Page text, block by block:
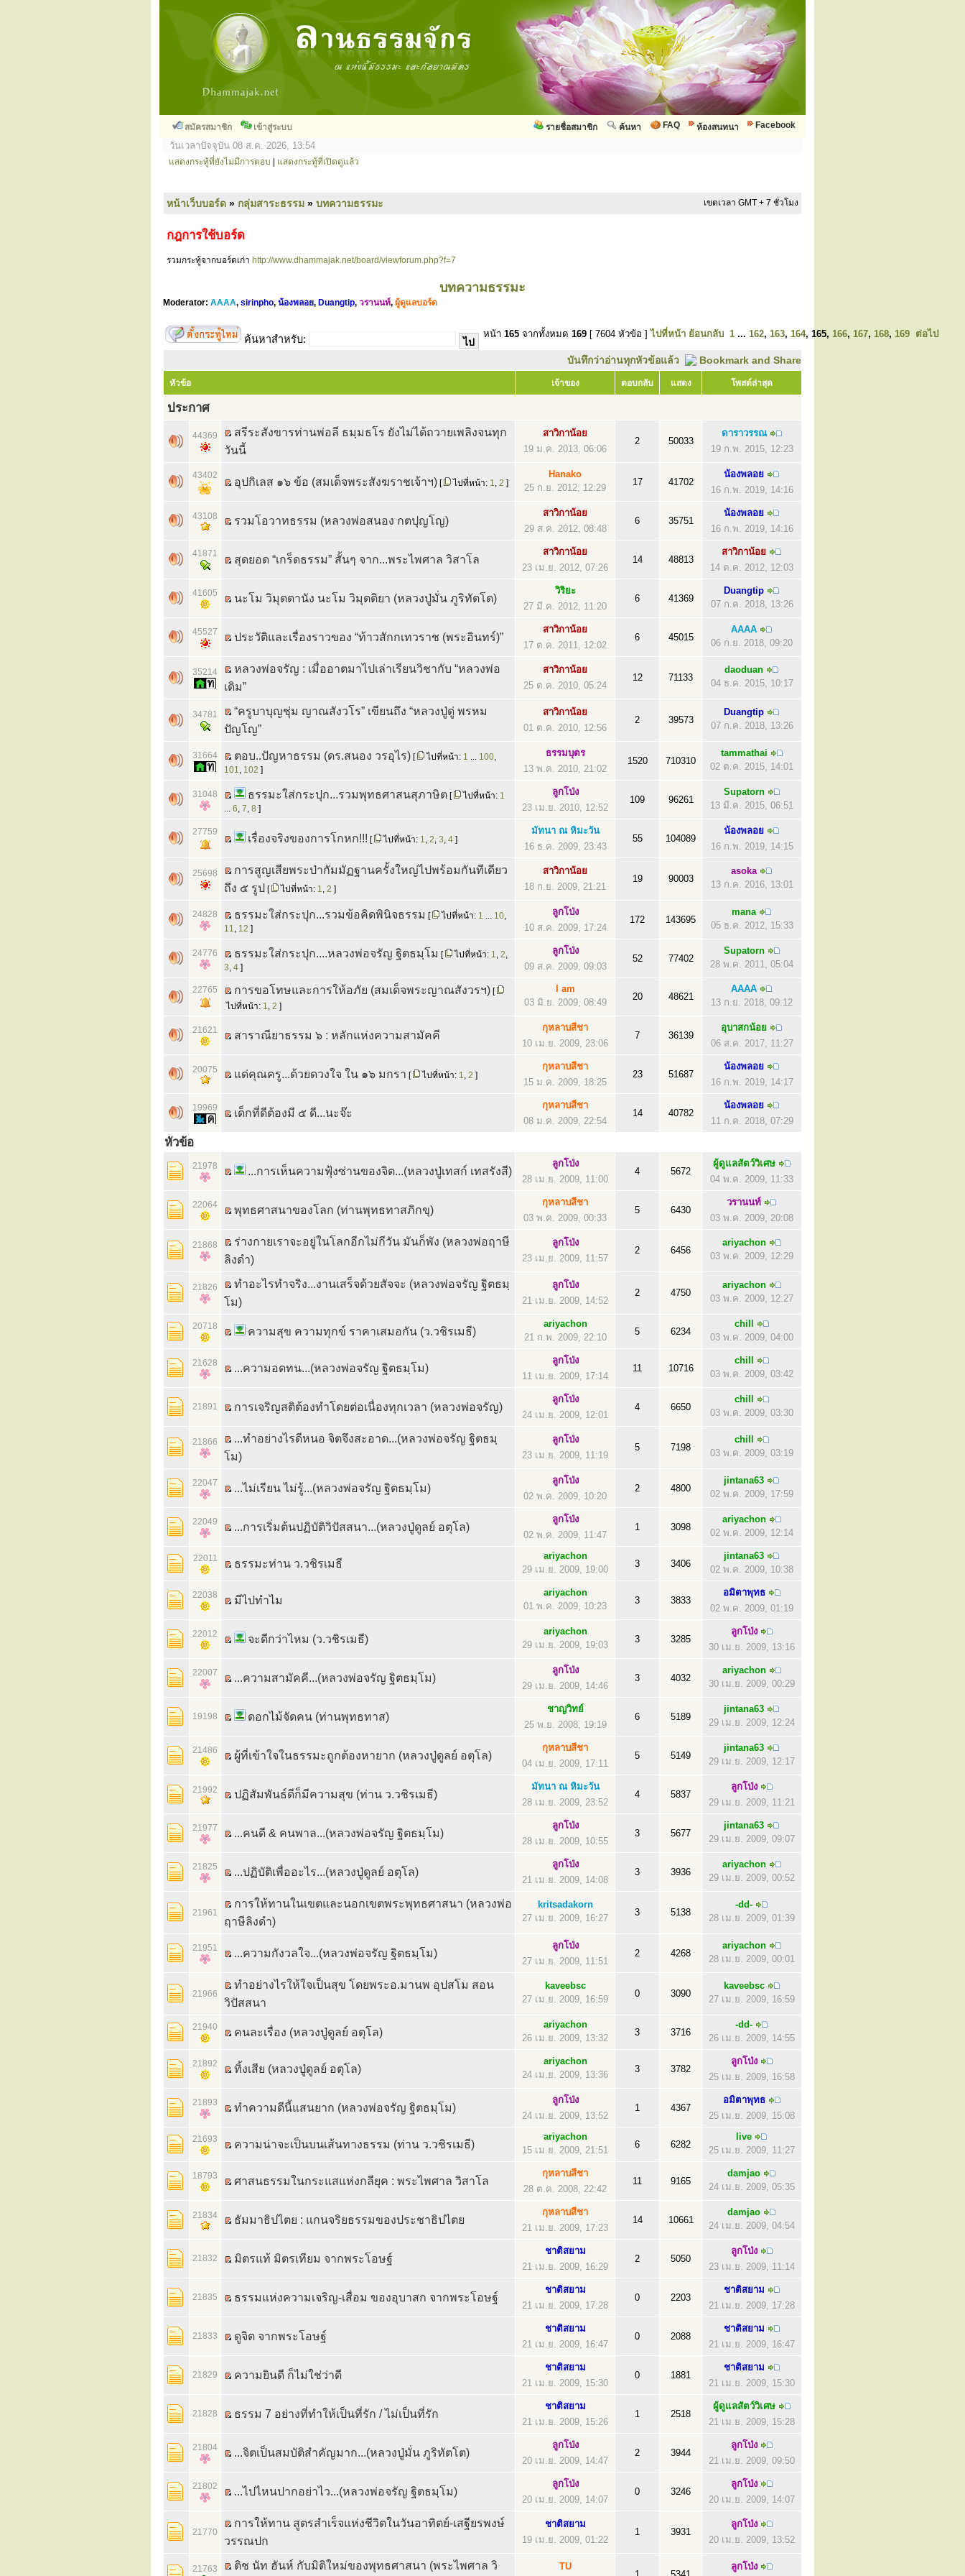
สมัครสมาชิก เข้าสู่ระบบ Facebook
ห้องสนทนา
FAQ
ค้นหา
รายชื่อสมาชิก
วันเวลาปัจจุบัน 08 ส.ค. 2026, 13:54
แสดงกระทู้ที่ยังไม่มีการตอบ แสดงกระทู้ที่เปิดดูแล้ว
หน้าเว็บบอร์ด » กลุ่มสาระธรรม » บทความธรรมะ เขตเวลา GMT + 7 ชั่วโมง
กฎการใช้บอร์ด
รวมกระทู้จากบอร์ดเก่า http://www.dhammajak.net/board/viewforum.php?f=7
บทความธรรมะ
Moderator: AAAA, sirinpho, น้องพลอย, Duangtip, วรานนท์, ผู้ดูแลบอร์ด
ค้นหาสำหรับ: หน้า 165 จากทั้งหมด 169 [ 7604 หัวข้อ ]ไปที่หน้า ย้อนกลับ 1 ... 162, 163, 164, 165, 166, 167, 168, 169 ต่อไป
บันทึกว่าอ่านทุกหัวข้อแล้ว
หัวข้อ เจ้าของ ตอบกลับ แสดง โพสต์ล่าสุด
ประกาศ
44369
สรีระสังขารท่านพ่อลี ธมฺมธโร ยังไม่ได้ถวายเพลิงจนทุก
วันนี้
สาวิกาน้อย
19 ม.ค. 2013, 06:06
2 50033
ดาราวรรณ
19 ก.พ. 2015, 12:23
43402
อุปกิเลส ๑๖ ข้อ (สมเด็จพระสังฆราชเจ้าฯ) [ ไปที่หน้า: 1, 2 ]
Hanako
25 ก.ย. 2012, 12:29
17 41702
น้องพลอย
16 ก.พ. 2019, 14:16
43108 รวมโอวาทธรรม (หลวงพ่อสนอง กตปุญโญ)
สาวิกาน้อย
29 ส.ค. 2012, 08:48
6 35751
น้องพลอย
16 ก.พ. 2019, 14:16
41871 สุดยอด “เกร็ดธรรม” สั้นๆ จาก...พระไพศาล วิสาโล
สาวิกาน้อย
23 เม.ย. 2012, 07:26
14 48813
สาวิกาน้อย
14 ต.ค. 2012, 12:03
41605 นะโม วิมุตตานัง นะโม วิมุตติยา (หลวงปู่มั่น ภูริทัตโต)
วิริยะ
27 มี.ค. 2012, 11:20
6 41369
Duangtip
07 ก.ค. 2018, 13:26
45527 ประวัติและเรื่องราวของ “ท้าวสักกเทวราช (พระอินทร์)”
สาวิกาน้อย
17 ต.ค. 2011, 12:02
6 45015
AAAA
06 ก.ย. 2018, 09:20
35214
หลวงพ่อจรัญ : เมื่ออาตมาไปเล่าเรียนวิชากับ “หลวงพ่อ
เดิม”
สาวิกาน้อย
25 ต.ค. 2010, 05:24
12 71133
daoduan
04 ธ.ค. 2015, 10:17
34781
“ครูบาบุญชุ่ม ญาณสังวโร” เขียนถึง “หลวงปู่ดู่ พรหม
ปัญโญ”
สาวิกาน้อย
01 ต.ค. 2010, 12:56
2 39573
Duangtip
07 ก.ค. 2018, 13:26
31664 ตอบ..ปัญหาธรรม (ดร.สนอง วรอุไร) [ ไปที่หน้า: 1 ... 100,
101, 102 ]
ธรรมบุตร
13 พ.ค. 2010, 21:02
1520 710310
tammathai
02 ต.ค. 2015, 14:01
31048 ธรรมะใส่กระปุก...รวมพุทธศาสนสุภาษิต [ ไปที่หน้า: 1
... 6, 7, 8 ]
ลูกโป่ง
23 เม.ย. 2010, 12:52
109 96261
Supatorn
13 มี.ค. 2015, 06:51
27759
เรื่องจริงของการโกหก!!! [ ไปที่หน้า: 1, 2, 3, 4 ]
มัทนา ณ หิมะวัน
16 ธ.ค. 2009, 23:43
55 104089
น้องพลอย
16 ก.พ. 2019, 14:15
25698
การสูญเสียพระป่ากัมมัฏฐานครั้งใหญ่ไปพร้อมกันทีเดียว
ถึง ๕ รูป [ ไปที่หน้า: 1, 2 ]
สาวิกาน้อย
18 ก.ย. 2009, 21:21
19 90003
asoka
13 ก.ค. 2016, 13:01
24828 ธรรมะใส่กระปุก...รวมข้อคิดพินิจธรรม [ ไปที่หน้า: 1 ... 10,
11, 12 ]
ลูกโป่ง
10 ส.ค. 2009, 17:24
172 143695
mana
05 ธ.ค. 2012, 15:33
24776 ธรรมะใส่กระปุก....หลวงพ่อจรัญ ฐิตธมฺโม [ ไปที่หน้า: 1, 2,
3, 4 ]
ลูกโป่ง
09 ส.ค. 2009, 09:03
52 77402
Supatorn
28 พ.ค. 2011, 05:04
22765 การขอโทษและการให้อภัย (สมเด็จพระญาณสังวรฯ) [
ไปที่หน้า: 1, 2 ]
I am
03 มิ.ย. 2009, 08:49
20 48621
AAAA
13 ก.ย. 2018, 09:12
21621 สาราณียาธรรม ๖ : หลักแห่งความสามัคคี
กุหลาบสีชา
10 เม.ย. 2009, 23:06
7 36139
อุบาสกน้อย
06 ส.ค. 2017, 11:27
20075 แด่คุณครู...ด้วยดวงใจ ใน ๑๖ มกรา [ ไปที่หน้า: 1, 2 ]
กุหลาบสีชา
15 ม.ค. 2009, 18:25
23 51687
น้องพลอย
16 ก.พ. 2019, 14:17
19969 เด็กที่ดีต้องมี ๕ ดี...นะจ๊ะ
กุหลาบสีชา
08 ม.ค. 2009, 22:54
14 40782
น้องพลอย
11 ก.ค. 2018, 07:29
หัวข้อ
21978 ...การเห็นความฟุ้งซ่านของจิต...(หลวงปู่เทสก์ เทสรังสี)
ลูกโป่ง
28 เม.ย. 2009, 11:00
4 5672
ผู้ดูแลสัตว์วิเศษ
04 พ.ค. 2009, 11:33
22064 พุทธศาสนาของโลก (ท่านพุทธทาสภิกขุ)
กุหลาบสีชา
03 พ.ค. 2009, 00:33
5 6430
วรานนท์
03 พ.ค. 2009, 20:08
21868
ร่างกายเราจะอยู่ในโลกอีกไม่กีวัน มันก็พัง (หลวงพ่อฤาษี
ลิงดำ)
ลูกโป่ง
23 เม.ย. 2009, 11:57
2 6456
ariyachon
03 พ.ค. 2009, 12:29
21826
ทำอะไรทำจริง...งานเสร็จด้วยสัจจะ (หลวงพ่อจรัญ ฐิตธมฺ
โม)
ลูกโป่ง
21 เม.ย. 2009, 14:52
2 4750
ariyachon
03 พ.ค. 2009, 12:27
20718 ความสุข ความทุกข์ ราคาเสมอกัน (ว.วชิรเมธี)
ariyachon
21 ก.พ. 2009, 22:10
5 6234
chill
03 พ.ค. 2009, 04:00
21628 ...ความอดทน...(หลวงพ่อจรัญ ฐิตธมฺโม)
ลูกโป่ง
11 เม.ย. 2009, 17:14
11 10716
chill
03 พ.ค. 2009, 03:42
21891 การเจริญสติต้องทำโดยต่อเนื่องทุกเวลา (หลวงพ่อจรัญ)
ลูกโป่ง
24 เม.ย. 2009, 12:01
4 6650
chill
03 พ.ค. 2009, 03:30
21866
...ทำอย่างไรดีหนอ จิตจึงสะอาด...(หลวงพ่อจรัญ ฐิตธมฺ
โม)
ลูกโป่ง
23 เม.ย. 2009, 11:19
5 7198
chill
03 พ.ค. 2009, 03:19
22047 ...ไม่เรียน ไม่รู้...(หลวงพ่อจรัญ ฐิตธมฺโม)
ลูกโป่ง
02 พ.ค. 2009, 10:20
2 4800
jintana63
02 พ.ค. 2009, 17:59
22049 ...การเริ่มต้นปฏิบัติวิปัสสนา...(หลวงปู่ดูลย์ อตุโล)
ลูกโป่ง
02 พ.ค. 2009, 11:47
1 3098
ariyachon
02 พ.ค. 2009, 12:14
22011 ธรรมะท่าน ว.วชิรเมธี
ariyachon
29 เม.ย. 2009, 19:00
3 3406
jintana63
02 พ.ค. 2009, 10:38
22038 มีไปทำไม
ariyachon
01 พ.ค. 2009, 10:23
3 3833
อมิตาพุทธ
02 พ.ค. 2009, 01:19
22012 จะดีกว่าไหม (ว.วชิรเมธี)
ariyachon
29 เม.ย. 2009, 19:03
3 3285
ลูกโป่ง
30 เม.ย. 2009, 13:16
22007 ...ความสามัคคี...(หลวงพ่อจรัญ ฐิตธมฺโม)
ลูกโป่ง
29 เม.ย. 2009, 14:46
3 4032
ariyachon
30 เม.ย. 2009, 00:29
19198 ดอกไม้จัดคน (ท่านพุทธทาส)
ชาญวิทย์
25 พ.ย. 2008, 19:19
6 5189
jintana63
29 เม.ย. 2009, 12:24
21486 ผู้ที่เข้าใจในธรรมะถูกต้องหายาก (หลวงปู่ดูลย์ อตุโล)
กุหลาบสีชา
04 เม.ย. 2009, 17:11
5 5149
jintana63
29 เม.ย. 2009, 12:17
21992 ปฏิสัมพันธ์ดีก็มีความสุข (ท่าน ว.วชิรเมธี)
มัทนา ณ หิมะวัน
28 เม.ย. 2009, 23:52
4 5837
ลูกโป่ง
29 เม.ย. 2009, 11:21
21977 ...คนดี & คนพาล...(หลวงพ่อจรัญ ฐิตธมฺโม)
ลูกโป่ง
28 เม.ย. 2009, 10:55
3 5677
jintana63
29 เม.ย. 2009, 09:07
21825 ...ปฏิบัติเพื่ออะไร...(หลวงปู่ดูลย์ อตุโล)
ลูกโป่ง
21 เม.ย. 2009, 14:08
3 3936
ariyachon
29 เม.ย. 2009, 00:52
21961
การให้ทานในเขตและนอกเขตพระพุทธศาสนา (หลวงพ่อ
ฤาษีลิงดำ)
kritsadakorn
27 เม.ย. 2009, 16:27
3 5138
-dd-
28 เม.ย. 2009, 01:39
21951 ...ความกังวลใจ...(หลวงพ่อจรัญ ฐิตธมฺโม)
ลูกโป่ง
27 เม.ย. 2009, 11:51
2 4268
ariyachon
28 เม.ย. 2009, 00:01
21966
ทำอย่างไรให้ใจเป็นสุข โดยพระอ.มานพ อุปสโม สอน
วิปัสสนา
kaveebsc
27 เม.ย. 2009, 16:59
0 3090
kaveebsc
27 เม.ย. 2009, 16:59
21940 คนละเรื่อง (หลวงปู่ดูลย์ อตุโล)
ariyachon
26 เม.ย. 2009, 13:32
3 3716
-dd-
26 เม.ย. 2009, 14:55
21892 ทิ้งเสีย (หลวงปู่ดูลย์ อตุโล)
ariyachon
24 เม.ย. 2009, 13:36
3 3782
ลูกโป่ง
25 เม.ย. 2009, 16:58
21893 ทำความดีนี้แสนยาก (หลวงพ่อจรัญ ฐิตธมฺโม)
ลูกโป่ง
24 เม.ย. 2009, 13:52
1 4367
อมิตาพุทธ
25 เม.ย. 2009, 15:08
21693 ความน่าจะเป็นบนเส้นทางธรรม (ท่าน ว.วชิรเมธี)
ariyachon
15 เม.ย. 2009, 21:51
6 6282
live
25 เม.ย. 2009, 11:27
18793 ศาสนธรรมในกระแสแห่งกลียุค : พระไพศาล วิสาโล
กุหลาบสีชา
28 ต.ค. 2008, 22:42
11 9165
damjao
24 เม.ย. 2009, 05:35
21834 ธัมมาธิปไตย : แกนจริยธรรมของประชาธิปไตย
กุหลาบสีชา
21 เม.ย. 2009, 17:23
14 10661
damjao
24 เม.ย. 2009, 04:54
21832 มิตรแท้ มิตรเทียม จากพระโอษฐ์
ชาติสยาม
21 เม.ย. 2009, 16:29
2 5050
ลูกโป่ง
23 เม.ย. 2009, 11:14
21835 ธรรมแห่งความเจริญ-เสื่อม ของอุบาสก จากพระโอษฐ์
ชาติสยาม
21 เม.ย. 2009, 17:28
0 2203
ชาติสยาม
21 เม.ย. 2009, 17:28
21833 ดูจิต จากพระโอษฐ์
ชาติสยาม
21 เม.ย. 2009, 16:47
0 2088
ชาติสยาม
21 เม.ย. 2009, 16:47
21829 ความยินดี ก็ไม่ใช่ว่าดี
ชาติสยาม
21 เม.ย. 2009, 15:30
0 1881
ชาติสยาม
21 เม.ย. 2009, 15:30
21828 ธรรม 7 อย่างที่ทำให้เป็นที่รัก / ไม่เป็นที่รัก
ชาติสยาม
21 เม.ย. 2009, 15:26
1 2518
ผู้ดูแลสัตว์วิเศษ
21 เม.ย. 2009, 15:28
21804 ...จิตเป็นสมบัติสำคัญมาก...(หลวงปู่มั่น ภูริทัตโต)
ลูกโป่ง
20 เม.ย. 2009, 14:47
2 3944
ลูกโป่ง
21 เม.ย. 2009, 09:50
21802 ...ไปไหนปากอย่าไว...(หลวงพ่อจรัญ ฐิตธมฺโม)
ลูกโป่ง
20 เม.ย. 2009, 14:07
0 3246
ลูกโป่ง
20 เม.ย. 2009, 14:07
21770
การให้ทาน สูตรสำเร็จแห่งชีวิตในวันอาทิตย์-เสฐียรพงษ์
วรรณปก
ชาติสยาม
19 เม.ย. 2009, 01:22
1 3931
ลูกโป่ง
20 เม.ย. 2009, 13:52
21763 ติช นัท ฮันห์ กับมิติใหม่ของพุทธศาสนา (พระไพศาล วิ
TU
ลูกโป่ง